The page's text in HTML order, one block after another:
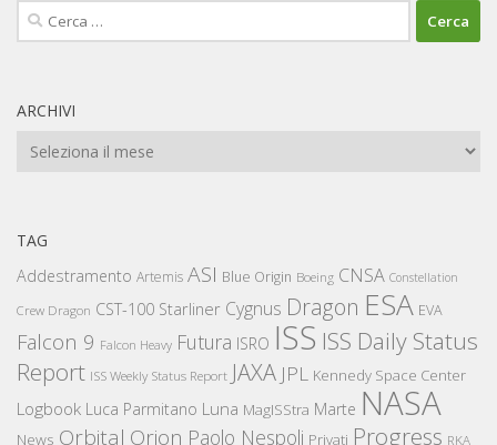
Ricerca
per:
ARCHIVI
Archivi
TAG
Addestramento Artemis ASI Blue Origin Boeing CNSA Constellation
Crew Dragon CST-100 Starliner Cygnus Dragon ESA EVA
Falcon 9 Falcon Heavy Futura ISRO ISS ISS Daily Status
Report ISS Weekly Status Report JAXA JPL Kennedy Space Center
Logbook Luca Parmitano Luna MagISStra Marte NASA
News Orbital Orion Paolo Nespoli Privati Progress RKA